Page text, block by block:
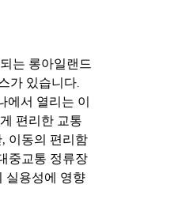
는 롱아일랜드
가 있습니다.
에서 열리는 이
편리한 교통
이동의 편리함
중교통 정류장
실용성에 영향